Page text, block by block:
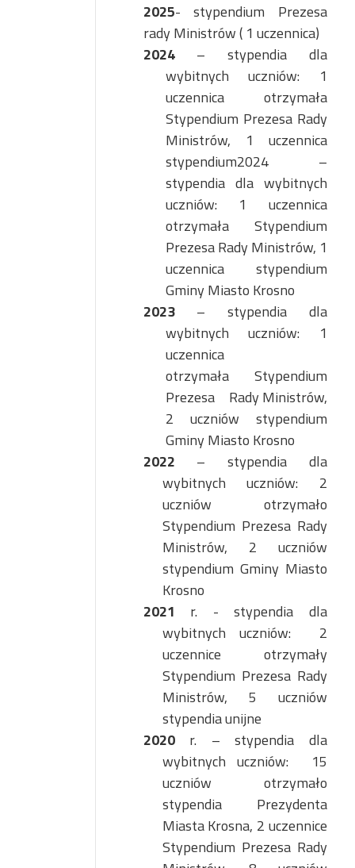
2025- stypendium Prezesa
rady Ministrów ( 1 uczennica)
2024– stypendia dla
wybitnych uczniów: 1
uczennica otrzymała
Stypendium Prezesa Rady
Ministrów, 1 uczennica
stypendium2024 –
stypendia dla wybitnych
uczniów: 1 uczennica
otrzymała Stypendium
Prezesa Rady Ministrów, 1
uczennica stypendium
Gminy Miasto Krosno
2023 – stypendia dla
wybitnych uczniów: 1
uczennica
otrzymała Stypendium
Prezesa
Rady Ministrów,
2 uczniów stypendium
Gminy Miasto Krosno
2022 – stypendia dla
wybitnych uczniów: 2
uczniów otrzymało
Stypendium Prezesa Rady
Ministrów, 2 uczniów
stypendium Gminy Miasto
Krosno
2021 r. - stypendia dla
wybitnych uczniów:
2
uczennice otrzymały
Stypendium Prezesa Rady
Ministrów, 5 uczniów
stypendia unijne
2020r. – stypendia dla
wybitnych uczniów:
15
uczniów otrzymało
stypendia Prezydenta
Miasta Krosna, 2 uczennice
Stypendium Prezesa Rady